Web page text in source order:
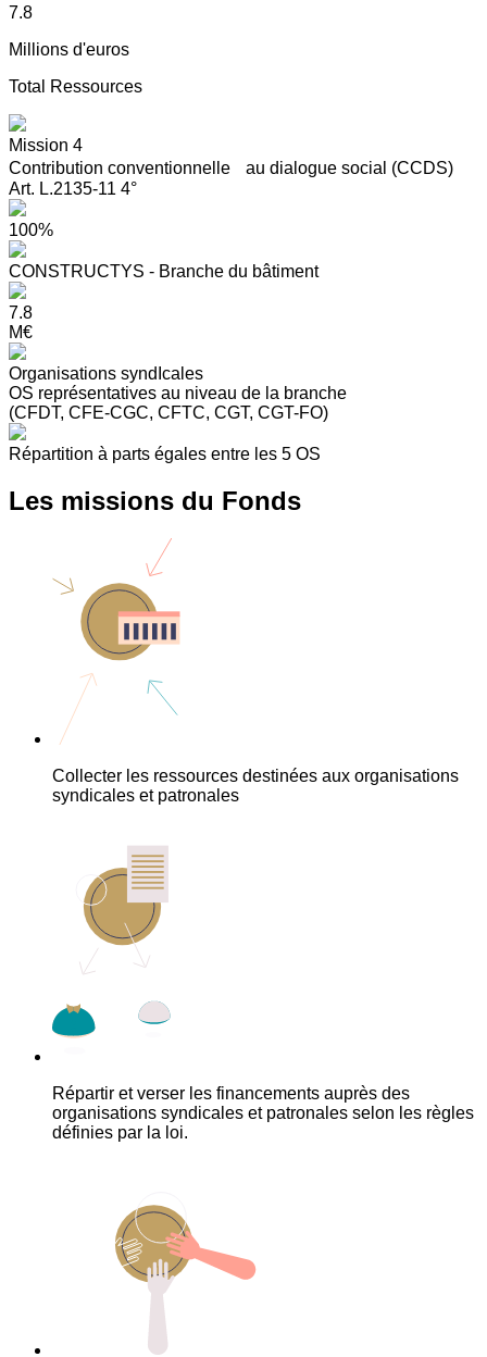
7.8
Millions d'euros
Total Ressources
Mission 4
Contribution conventionnelle au dialogue social (CCDS)
Art. L.2135-11 4°
100%
CONSTRUCTYS - Branche du bâtiment
7.8
M€
Organisations syndIcales
OS représentatives au niveau de la branche
(CFDT, CFE-CGC, CFTC, CGT, CGT-FO)
Répartition à parts égales entre les 5 OS
Les missions du Fonds
Collecter les ressources destinées aux organisations
syndicales et patronales
Répartir et verser les financements auprès des
organisations syndicales et patronales selon les règles
définies par la loi.